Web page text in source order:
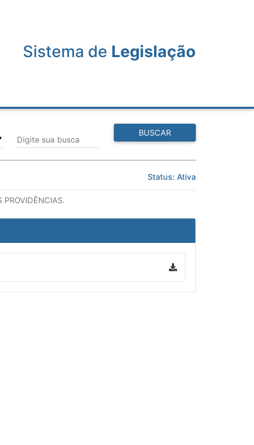
Sistema de Legislação
Digite sua busca
BUSCAR
Status: Ativa
PROVIDÊNCIAS.